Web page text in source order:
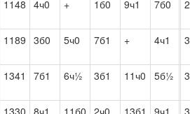
1148 4ч0 + 1б0 9ч1 7б0
1189 3б0 5ч0 7б1 + 4ч1
1341 7б1 6ч½ 3б1 11ч0 5б½
1330 8ч1 11б0 2ч0 13б1 9ч1